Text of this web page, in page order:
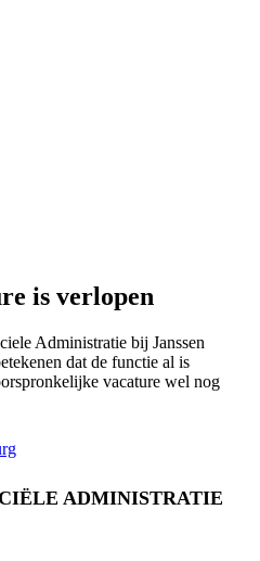
is verlopen
Administratie bij Janssen
dat de functie al is
vacature wel nog
ADMINISTRATIE